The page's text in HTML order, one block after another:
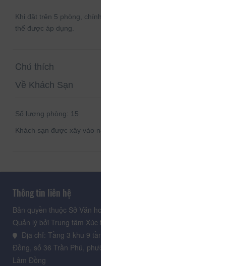
Khi đặt trên 5 phòng, chính sách và điều khoản bổ sung có
thể được áp dụng.
Chú thích
Về Khách Sạn
Số lượng phòng: 15
Khách sạn được xây vào năm:
Thông tin liên hệ
Bản quyền thuộc Sở Văn hoá, Thể thao và Du lịch Lâm Đồng.
Quản lý bởi Trung tâm Xúc tiến Du lịch Lâm Đồng
Địa chỉ: Tầng 3 khu 9 tầng, Trung tâm Hành chính tỉnh Lâm
Đồng, số 36 Trần Phú, phường Xuân Hương - Đà Lạt, tỉnh
Lâm Đồng